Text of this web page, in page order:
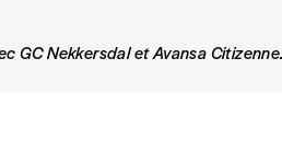
GC Nekkersdal et Avansa Citizenne.